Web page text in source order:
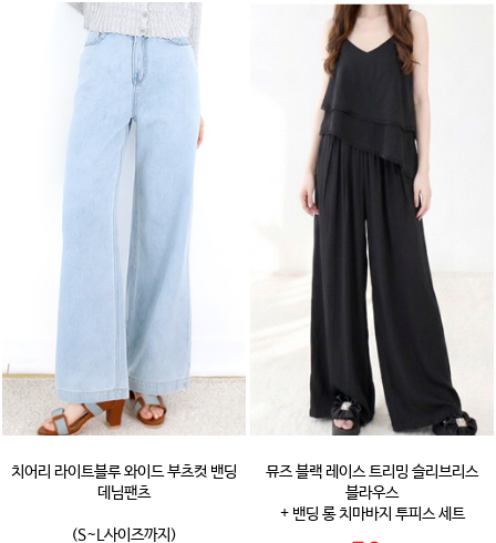
치어리 라이트블루 와이드 부츠컷 밴딩
데님팬츠
(S~L사이즈까지)
뮤즈 블랙 레이스 트리밍 슬리브리스
블라우스
+ 밴딩 롱 치마바지 투피스 세트